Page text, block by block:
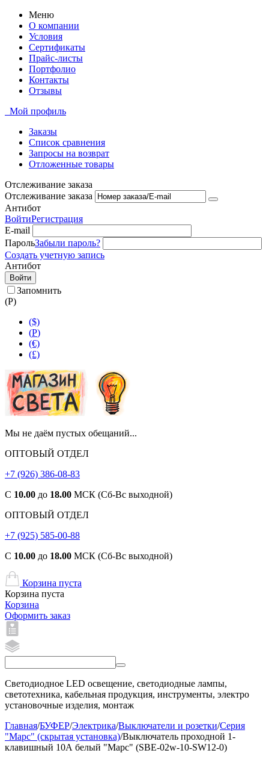
Меню
О компании
Условия
Сертификаты
Прайс-листы
Портфолио
Контакты
Отзывы
Мой профиль
Заказы
Список сравнения
Запросы на возврат
Отложенные товары
Отслеживание заказа
Отслеживание заказа
Антибот
ВойтиРегистрация
E-mail
ПарольЗабыли пароль?
Создать учетную запись
Антибот
Войти
Запомнить
(Р)
($)
(Р)
(€)
(£)
Мы не даём пустых обещаний...
ОПТОВЫЙ ОТДЕЛ
+7 (926) 386-08-83
С 10.00 до 18.00 МСК (Сб-Вс выходной)
ОПТОВЫЙ ОТДЕЛ
+7 (925) 585-00-88
С 10.00 до 18.00 МСК (Сб-Вс выходной)
Корзина пуста
Корзина пуста
Корзина
Оформить заказ
Светодиодное LED освещение, светодиодные лампы,
светотехника, кабельная продукция, инструменты, электро
установочные изделия, монтаж
Главная/БУФЕР/Электрика/Выключатели и розетки/Серия
"Марс" (скрытая установка)/Выключатель проходной 1-
клавишный 10А белый "Марс" (SBE-02w-10-SW12-0)